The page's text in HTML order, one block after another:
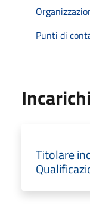
Punti di
Incarichi
Titolare